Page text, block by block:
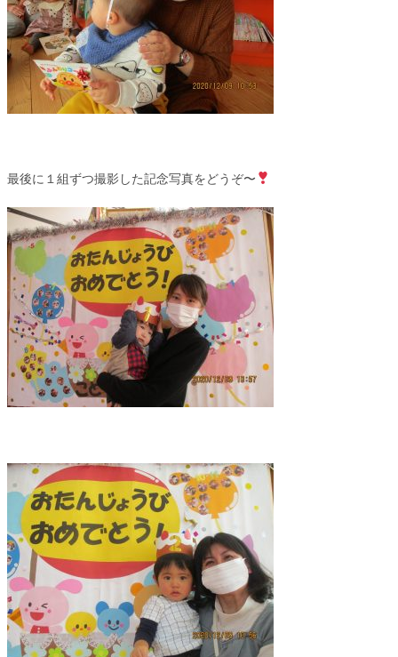
最後に１組ずつ撮影した記念写真をどうぞ〜